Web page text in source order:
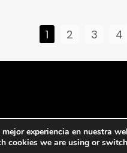
1 2 3 4
experiencia en nuestra
cookies we are using or